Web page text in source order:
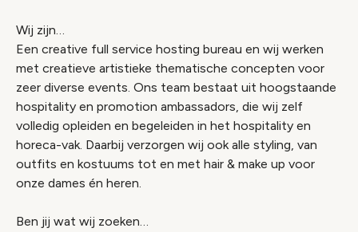
Wij zijn…
Een creative full service hosting bureau en wij werken
met creatieve artistieke thematische concepten voor
zeer diverse events. Ons team bestaat uit hoogstaande
hospitality en promotion ambassadors, die wij zelf
volledig opleiden en begeleiden in het hospitality en
horeca-vak. Daarbij verzorgen wij ook alle styling, van
outfits en kostuums tot en met hair & make up voor
onze dames én heren.
Ben jij wat wij zoeken…